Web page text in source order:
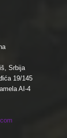
Srbija
19/145
AI-4